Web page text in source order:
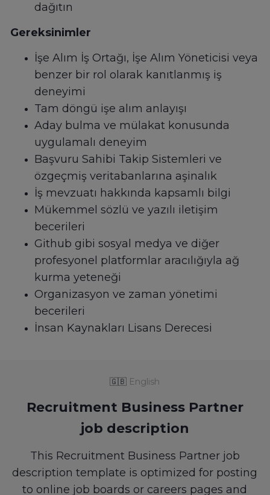
dağıtın
Gereksinimler
İşe Alım İş Ortağı, İşe Alım Yöneticisi veya
benzer bir rol olarak kanıtlanmış iş
deneyimi
Tam döngü işe alım anlayışı
Aday bulma ve mülakat konusunda
uygulamalı deneyim
Başvuru Sahibi Takip Sistemleri ve
özgeçmiş veritabanlarına aşinalık
İş mevzuatı hakkında kapsamlı bilgi
Mükemmel sözlü ve yazılı iletişim
becerileri
Github gibi sosyal medya ve diğer
profesyonel platformlar aracılığıyla ağ
kurma yeteneği
Organizasyon ve zaman yönetimi
becerileri
İnsan Kaynakları Lisans Derecesi
🇬🇧 English
Recruitment Business Partner
job description
This Recruitment Business Partner job
description template is optimized for posting
to online job boards or careers pages and